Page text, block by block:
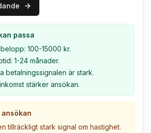
passa
100-15000 kr.
1-24 månader.
betalningssignalen är stark.
stärker ansökan.
tillräckligt stark signal om hastighet.